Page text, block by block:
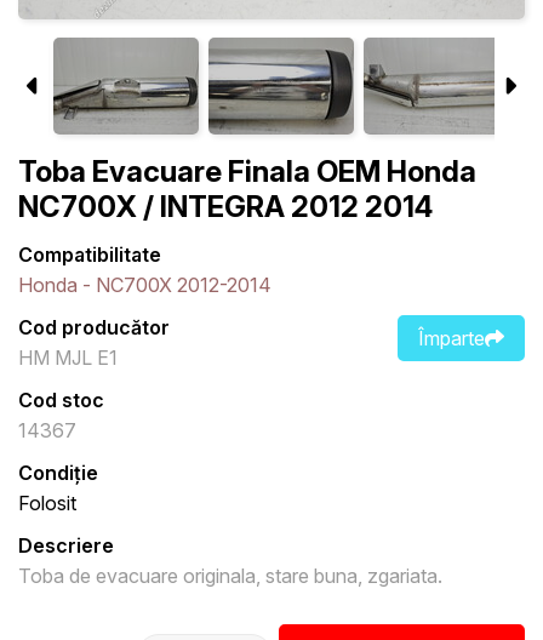
Toba Evacuare Finala OEM Honda
NC700X / INTEGRA 2012 2014
Compatibilitate
Honda - NC700X 2012-2014
Împarte
Cod producător
HM MJL E1
Cod stoc
14367
Condiție
Folosit
Descriere
Toba de evacuare originala, stare buna, zgariata.